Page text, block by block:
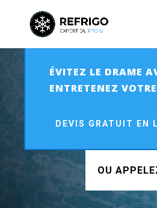
ÉVITEZ LE DRAME
ENTRETENEZ
DEVIS GRATUIT EN
OU